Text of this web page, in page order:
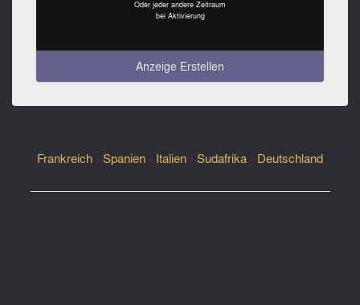
Oder jeder andere Zeitraum
bei Aktivierung
Anzeige Erstellen
Frankreich - Spanien - Italien - Sudafrika - Deutschland